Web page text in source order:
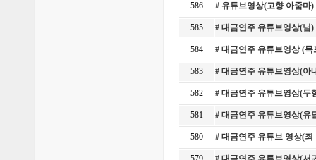
586 # 유튜브영상(고향 아줌마
585 # 대금연주 유튜브영상(
584 # 대금연주 유튜브영상 (
583 # 대금연주 유튜브영상(
582 # 대금연주 유튜브영상(
581 # 대금연주 유튜브영상(
580 # 대금연주 유튜브 영상(